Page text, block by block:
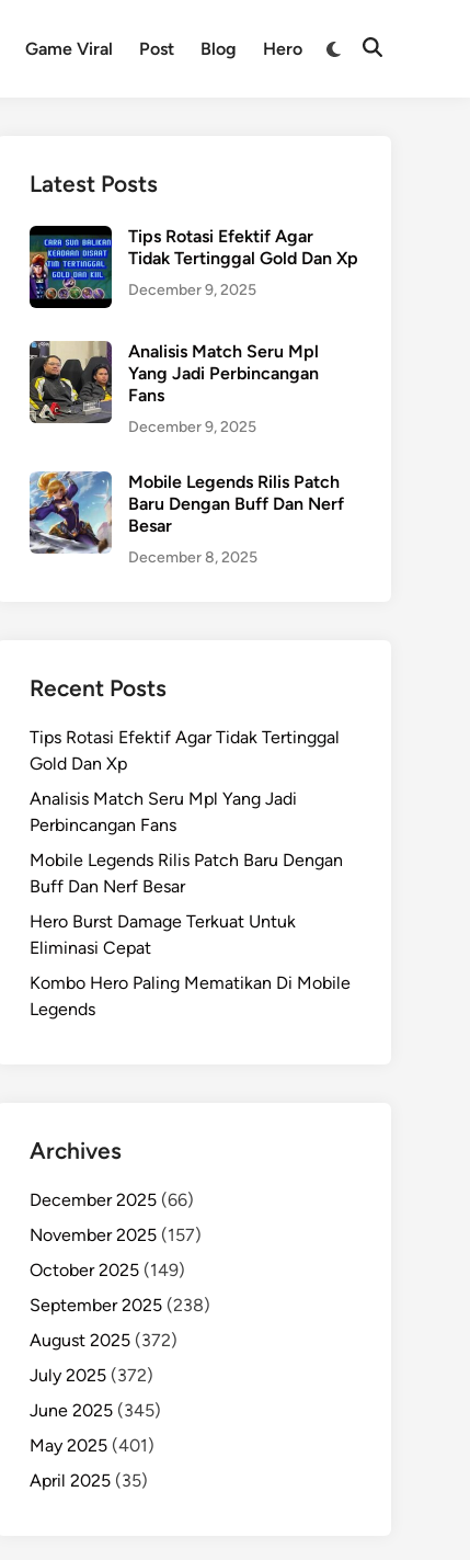
Game Viral Post Blog Hero
Latest Posts
Tips Rotasi Efektif Agar
Tidak Tertinggal Gold Dan Xp
December 9, 2025
Analisis Match Seru Mpl
Yang Jadi Perbincangan
Fans
December 9, 2025
Mobile Legends Rilis Patch
Baru Dengan Buff Dan Nerf
Besar
December 8, 2025
Recent Posts
Tips Rotasi Efektif Agar Tidak Tertinggal
Gold Dan Xp
Analisis Match Seru Mpl Yang Jadi
Perbincangan Fans
Mobile Legends Rilis Patch Baru Dengan
Buff Dan Nerf Besar
Hero Burst Damage Terkuat Untuk
Eliminasi Cepat
Kombo Hero Paling Mematikan Di Mobile
Legends
Archives
December 2025 (66)
November 2025 (157)
October 2025 (149)
September 2025 (238)
August 2025 (372)
July 2025 (372)
June 2025 (345)
May 2025 (401)
April 2025 (35)